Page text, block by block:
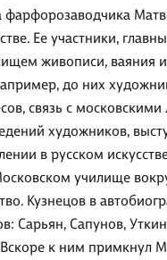
Ее участники,
живописи, ваяния
до них
связь с
художников,
в русском
училище
Кузнецов в
Сарьян, Сапунов,
к ним примкнул